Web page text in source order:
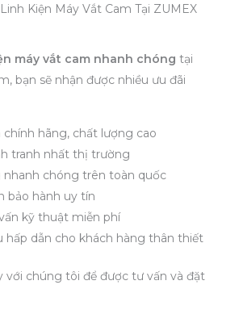
Kiện Máy Vắt Cam Tại ZUMEX
máy vắt cam nhanh chóng tại
bạn sẽ nhận được nhiều ưu đãi
chính hãng, chất lượng cao
tranh nhất thị trường
nhanh chóng trên toàn quốc
bảo hành uy tín
kỹ thuật miễn phí
hấp dẫn cho khách hàng thân thiết
với chúng tôi để được tư vấn và đặt